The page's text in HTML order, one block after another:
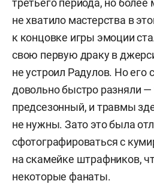
третьего периода, но
не хватило мастерства в
к концовке игры эмоции
свою первую драку в
не устроил Радулов. Но его
довольно быстро разняли —
предсезонный, и травмы
не нужны. Зато это была
сфотографироваться с
на скамейке штрафников,
некоторые фанаты.